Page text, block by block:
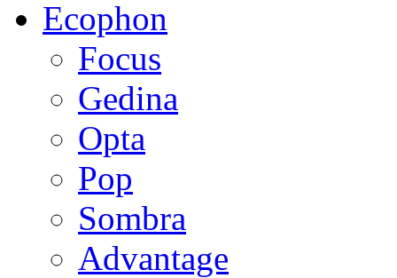
Ecophon
Focus
Gedina
Opta
Pop
Sombra
Advantage